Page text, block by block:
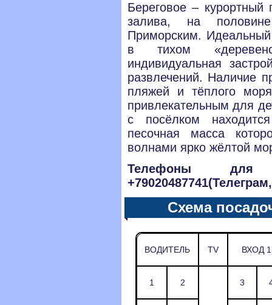
Береговое – курортный
залива, на
Приморским.
в тихом
индивидуальная
развлечений. Наличие
пляжей и тёплого
привлекательным для
с посёлком
песочная масса
волнами ярко жёлтой
Телефоны для
Схема
ВОДИТЕЛЬ TV ВХОД 1
1 2 3